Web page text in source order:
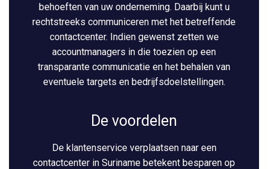
behoeften van uw onderneming. Daarbij kunt u
rechtstreeks communiceren met het betreffende
contactcenter. Indien gewenst zetten we
accountmanagers in die toezien op een
transparante communicatie en het behalen van
eventuele targets en bedrijfsdoelstellingen.
De voordelen
De klantenservice verplaatsen naar een
contactcenter in Suriname betekent besparen op